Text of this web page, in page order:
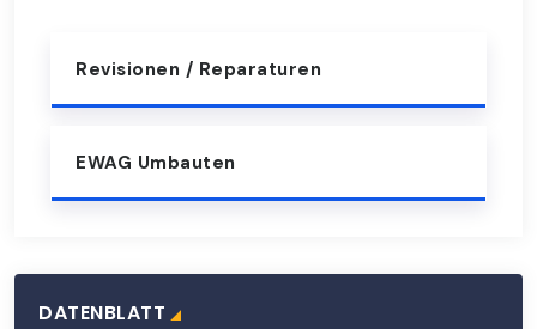
Revisionen / Reparaturen
EWAG Umbauten
DATENBLATT